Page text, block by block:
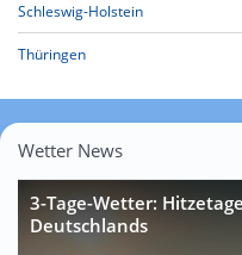
Schleswig-Holstein
Thüringen
Wetter News
3-Tage-Wetter:
Deutschlands